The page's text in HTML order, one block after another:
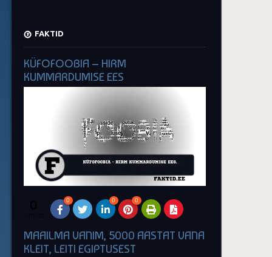
FAKTID
KÜFOFOOBIA – HIRM
KUMMARDUMISE EES
0 0 0 0
MAAILMA VANIM, 5000 AASTAT VANA
KLEIT, LEITI EGIPTUSEST